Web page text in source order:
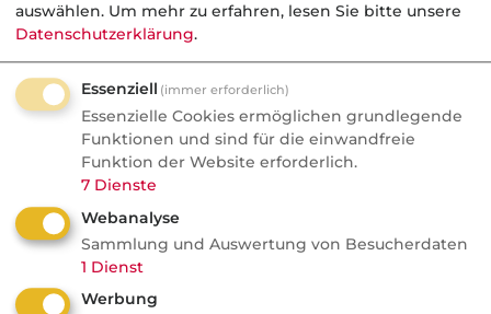
AktuelleNachrichten
FONDS professionell
Studie: Ungleiche
Besteuerung begünstigte
Französische Revolution
auswählen. Um mehr zu erfahren, lesen Sie bitte unsere
Datenschutzerklärung.
Essenziell (immer erforderlich)
Essenzielle Cookies ermöglichen grundlegende
Funktionen und sind für die einwandfreie
Funktion der Website erforderlich.
7 Dienste
Webanalyse
Sammlung und Auswertung von Besucherdaten
1 Dienst
Werbung